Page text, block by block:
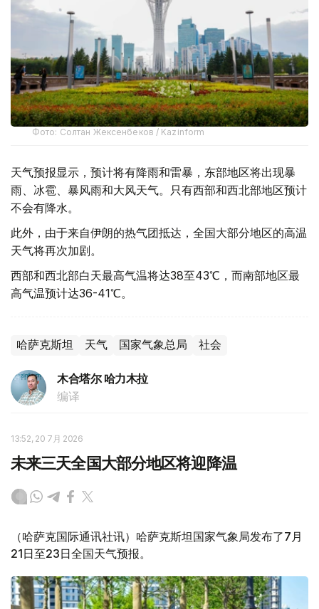
Фото: Солтан Жексенбеков / Kazinform
天气预报显示，预计将有降雨和雷暴，东部地区将出现暴
雨、冰雹、暴风雨和大风天气。只有西部和西北部地区预计
不会有降水。
此外，由于来自伊朗的热气团抵达，全国大部分地区的高温
天气将再次加剧。
西部和西北部白天最高气温将达38至43℃，而南部地区最
高气温预计达36-41℃。
哈萨克斯坦 天气 国家气象总局 社会
木合塔尔 哈力木拉
编译
13:52, 20 7月 2026
未来三天全国大部分地区将迎降温
（哈萨克国际通讯社讯）哈萨克斯坦国家气象局发布了7月
21日至23日全国天气预报。